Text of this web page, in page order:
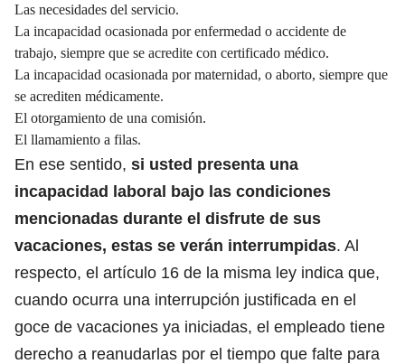
Las necesidades del servicio.
La incapacidad ocasionada por enfermedad o accidente de
trabajo, siempre que se acredite con certificado médico.
La incapacidad ocasionada por maternidad, o aborto, siempre que
se acrediten médicamente.
El otorgamiento de una comisión.
El llamamiento a filas.
En ese sentido, si usted presenta una
incapacidad laboral bajo las condiciones
mencionadas durante el disfrute de sus
vacaciones, estas se verán interrumpidas. Al
respecto, el artículo 16 de la misma ley indica que,
cuando ocurra una interrupción justificada en el
goce de vacaciones ya iniciadas, el empleado tiene
derecho a reanudarlas por el tiempo que falte para